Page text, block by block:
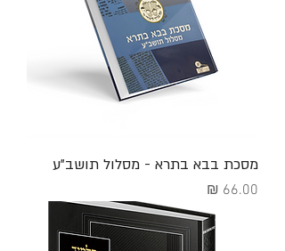
מסכת בבא בתרא - מסלול תושב"ע
מחיר